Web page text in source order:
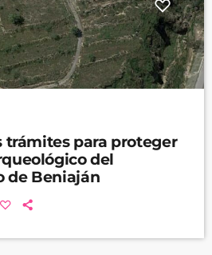
trámites para proteger
del
de Beniaján